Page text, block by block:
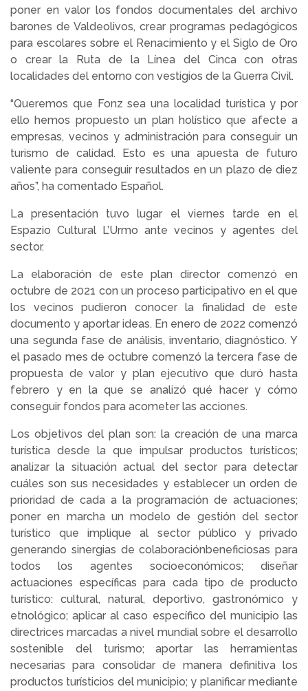
poner en valor los fondos documentales del archivo
barones de Valdeolivos, crear programas pedagógicos
para escolares sobre el Renacimiento y el Siglo de Oro
o crear la Ruta de la Línea del Cinca con otras
localidades del entorno con vestigios de la Guerra Civil.
“Queremos que Fonz sea una localidad turística y por
ello hemos propuesto un plan holístico que afecte a
empresas, vecinos y administración para conseguir un
turismo de calidad. Esto es una apuesta de futuro
valiente para conseguir resultados en un plazo de diez
años”, ha comentado Español.
La presentación tuvo lugar el viernes tarde en el
Espazio Cultural L’Urmo ante vecinos y agentes del
sector.
La elaboración de este plan director comenzó en
octubre de 2021 con un proceso participativo en el que
los vecinos pudieron conocer la finalidad de este
documento y aportar ideas. En enero de 2022 comenzó
una segunda fase de análisis, inventario, diagnóstico. Y
el pasado mes de octubre comenzó la tercera fase de
propuesta de valor y plan ejecutivo que duró hasta
febrero y en la que se analizó qué hacer y cómo
conseguir fondos para acometer las acciones.
Los objetivos del plan son: la creación de una marca
turística desde la que impulsar productos turísticos;
analizar la situación actual del sector para detectar
cuáles son sus necesidades y establecer un orden de
prioridad de cada a la programación de actuaciones;
poner en marcha un modelo de gestión del sector
turístico que implique al sector público y privado
generando sinergias de colaboraciónbeneficiosas para
todos los agentes socioeconómicos; diseñar
actuaciones específicas para cada tipo de producto
turístico: cultural, natural, deportivo, gastronómico y
etnológico; aplicar al caso específico del municipio las
directrices marcadas a nivel mundial sobre el desarrollo
sostenible del turismo; aportar las herramientas
necesarias para consolidar de manera definitiva los
productos turísticios del municipio; y planificar mediante